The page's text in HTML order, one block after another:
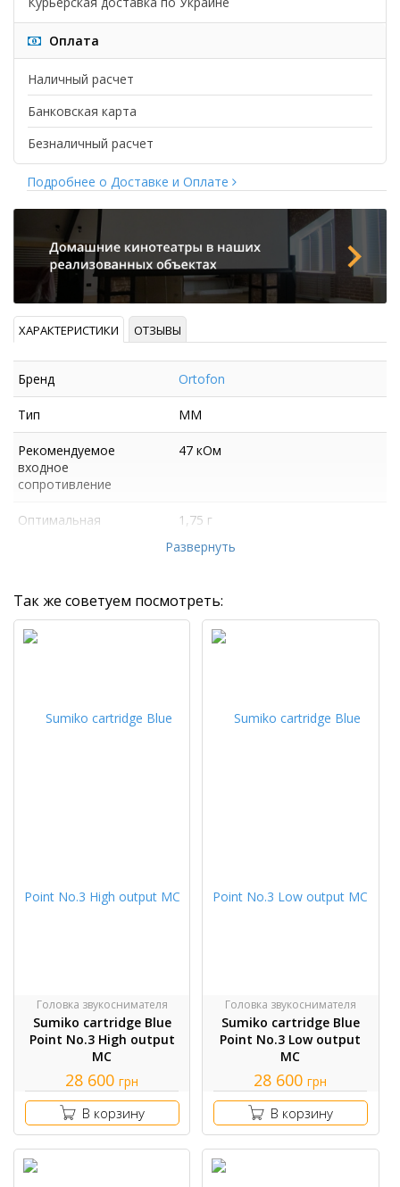
Оплата
Наличный расчет
Банковская карта
Безналичный расчет
Подробнее о Доставке и Оплате
ХАРАКТЕРИСТИКИ ОТЗЫВЫ
Бренд Ortofon
Тип ММ
Рекомендуемое
входное
сопротивление
47 кОм
Оптимальная
1,75 г
Развернуть
Так же советуем посмотреть:
Головка звукоснимателя
Sumiko cartridge Blue
Point No.3 High output
MC
28 600 грн
В корзину
Головка звукоснимателя
Sumiko cartridge Blue
Point No.3 Low output
MC
28 600 грн
В корзину